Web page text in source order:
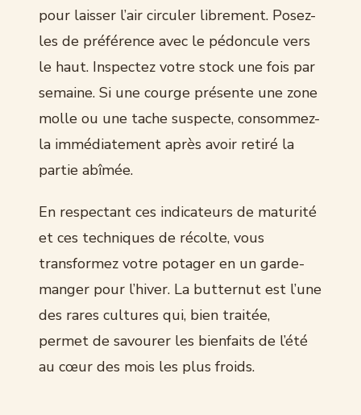
pour laisser l’air circuler librement. Posez-
les de préférence avec le pédoncule vers
le haut. Inspectez votre stock une fois par
semaine. Si une courge présente une zone
molle ou une tache suspecte, consommez-
la immédiatement après avoir retiré la
partie abîmée.
En respectant ces indicateurs de maturité
et ces techniques de récolte, vous
transformez votre potager en un garde-
manger pour l’hiver. La butternut est l’une
des rares cultures qui, bien traitée,
permet de savourer les bienfaits de l’été
au cœur des mois les plus froids.